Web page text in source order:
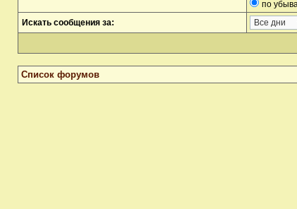
по
Искать сообщения за:
Список форумов